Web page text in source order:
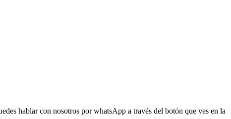
hablar con nosotros por whatsApp a través del botón que ves en la